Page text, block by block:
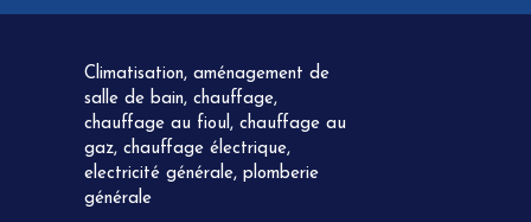
Climatisation, aménagement de
salle de bain, chauffage,
chauffage au fioul, chauffage au
gaz, chauffage électrique,
electricité générale, plomberie
générale